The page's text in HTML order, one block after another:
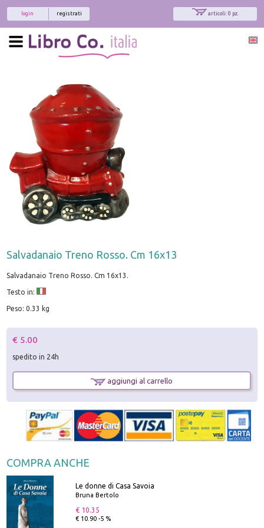
articoli: 0 pz.
registrati
login
Salvadanaio Treno Rosso. Cm 16x13
Salvadanaio Treno Rosso. Cm 16x13.
Testo in:
Peso: 0.33 kg
€ 5.00
spedito in 24h
aggiungi al carrello
COMPRA ANCHE
Le donne di Casa Savoia
Bruna Bertolo
€ 10.35
€ 10.90 -5 %